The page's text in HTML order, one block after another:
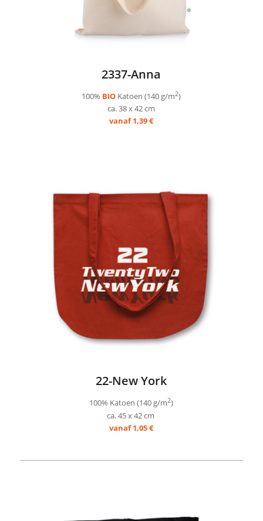
2337-Anna
100% BIO Katoen (140 g/m2)
ca. 38 x 42 cm
vanaf 1,39 €
22-New York
100% Katoen (140 g/m2)
ca. 45 x 42 cm
vanaf 1,05 €